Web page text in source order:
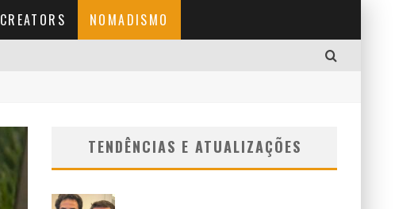
CREATORS NOMADISMO
TENDÊNCIAS E ATUALIZAÇÕES